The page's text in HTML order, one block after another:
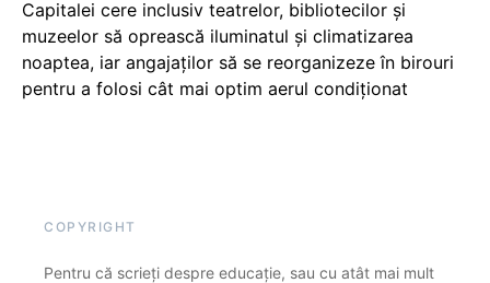
Capitalei cere inclusiv teatrelor, bibliotecilor și
muzeelor să oprească iluminatul și climatizarea
noaptea, iar angajaților să se reorganizeze în birouri
pentru a folosi cât mai optim aerul condiționat
COPYRIGHT
Pentru că scrieți despre educație, sau cu atât mai mult